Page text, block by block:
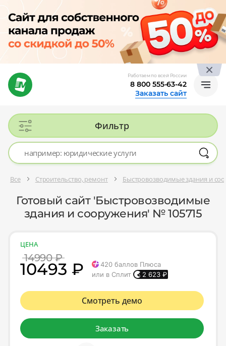
Работаем по всей России
8 800 555-63-42
Заказать сайт
Фильтр
Все Строительство, ремонт Быстровозводимые здания и
Готовый сайт 'Быстровозводимые
здания и сооружения' № 105715
ЦЕНА
14990 ₽
10493 ₽ 420 баллов Плюса
или в Сплит
2 623 ₽
Смотреть демо
Заказать